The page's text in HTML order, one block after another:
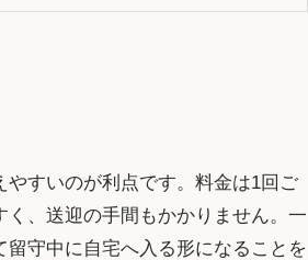
すいのが利点です。料金は1回ご
、送迎の手間もかかりません。一
守中に自宅へ入る形になることを